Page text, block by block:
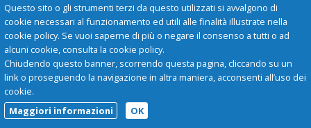
Questo sito o gli strumenti terzi da questo utilizzati si avvalgono di
cookie necessari al funzionamento ed utili alle finalità illustrate nella
cookie policy. Se vuoi saperne di più o negare il consenso a tutti o ad
alcuni cookie, consulta la cookie policy.
Chiudendo questo banner, scorrendo questa pagina, cliccando su un
link o proseguendo la navigazione in altra maniera, acconsenti all’uso dei
cookie.
Maggiori informazioni
OK